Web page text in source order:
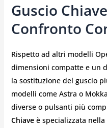
Guscio
Confronto
Rispetto ad altri modelli
dimensioni compatte e un
la sostituzione del guscio
modelli come Astra o
diverse o pulsanti più
Chiaveè specializzata